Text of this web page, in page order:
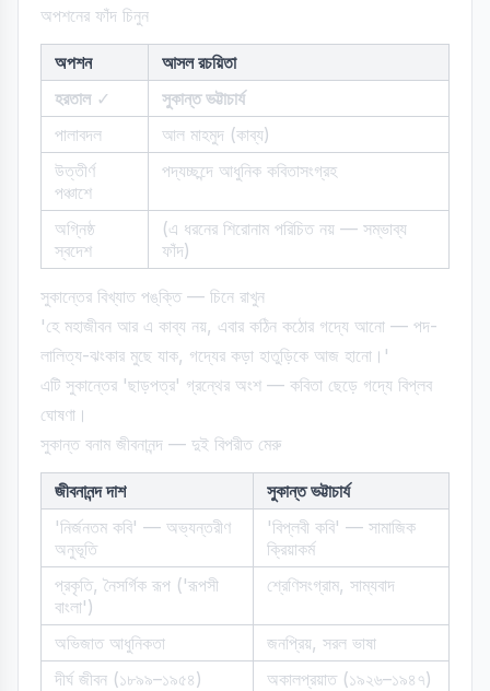
অপশনের ফাঁদ চিনুন
অপশন
আসল রচয়িতা
হরতাল✓
সুকান্ত ভট্টাচার্য
পালাবদল
আল মাহমুদ (কাব্য)
উত্তীর্ণ
পঞ্চাশে
পদ্যচ্ছন্দে আধুনিক কবিতাসংগ্রহ
অগ্নিষ্ঠ
স্বদেশ
(এ ধরনের শিরোনাম পরিচিত নয় — সম্ভাব্য
ফাঁদ)
সুকান্তের বিখ্যাত পঙ্‌ক্তি — চিনে রাখুন
'হে মহাজীবন আর এ কাব্য নয়, এবার কঠিন কঠোর গদ্যে আনো — পদ-
লালিত্য-ঝংকার মুছে যাক, গদ্যের কড়া হাতুড়িকে আজ হানো।'
এটি সুকান্তের 'ছাড়পত্র' গ্রন্থের অংশ — কবিতা ছেড়ে গদ্যে বিপ্লব
ঘোষণা।
সুকান্ত বনাম জীবনানন্দ — দুই বিপরীত মেরু
জীবনানন্দ দাশ
সুকান্ত ভট্টাচার্য
'নির্জনতম কবি' — অভ্যন্তরীণ
অনুভূতি
'বিপ্লবী কবি' — সামাজিক
ক্রিয়াকর্ম
প্রকৃতি, নৈসর্গিক রূপ ('রূপসী
বাংলা')
শ্রেণিসংগ্রাম, সাম্যবাদ
অভিজাত আধুনিকতা
জনপ্রিয়, সরল ভাষা
দীর্ঘ জীবন (১৮৯৯–১৯৫৪)
অকালপ্রয়াত (১৯২৬–১৯৪৭)